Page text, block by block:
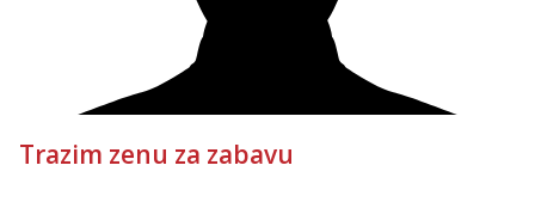
Trazim zenu za zabavu